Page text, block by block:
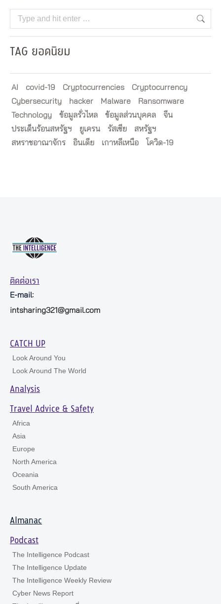
Search:
TAG ยอดนิยม
AI covid-19 Cryptocurrencies
Cryptocurrency
Cybersecurity
hacker Malware
Ransomware
Technology
ข้อมูลรั่วไหล ข้อมูลส่วนบุคคล
จีน
ประเด็นร้อนสหรัฐฯ
ยูเครน รัสเซีย
สหรัฐฯ
สหราชอาณาจักร
อินเดีย เกาหลีเหนือ โควิด-19
ติดต่อเรา
E-mail:
intsharing321@gmail.com
CATCH UP
Look Around You
Look Around The World
Analysis
Travel Advice & Safety
Africa
Asia
Europe
North America
Oceania
South America
Almanac
Podcast
The Intelligence Podcast
The Intelligence Update
The Intelligence Weekly Review
Cyber News Report